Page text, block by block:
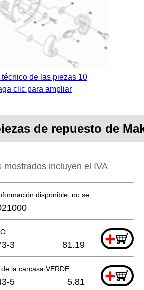
técnico de las piezas 10
clic para ampliar
de repuesto de
mostrados incluyen el IVA
disponible, no se puede pedir
+
3 81.19
la carcasa VERDE +
5 5.81